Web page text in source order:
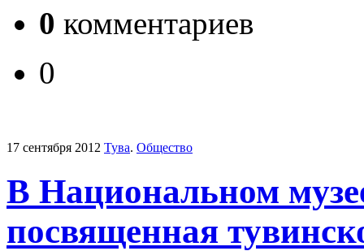
0 комментариев
0
17 сентября 2012 Тува. Общество
В Национальном
посвященная